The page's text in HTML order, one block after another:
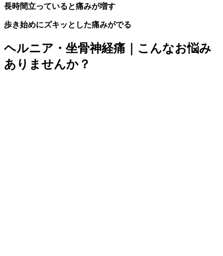
長時間立っていると痛みが増す
歩き始めにズキッとした痛みがでる
ヘルニア・坐骨神経痛｜こんなお悩み
ありませんか？